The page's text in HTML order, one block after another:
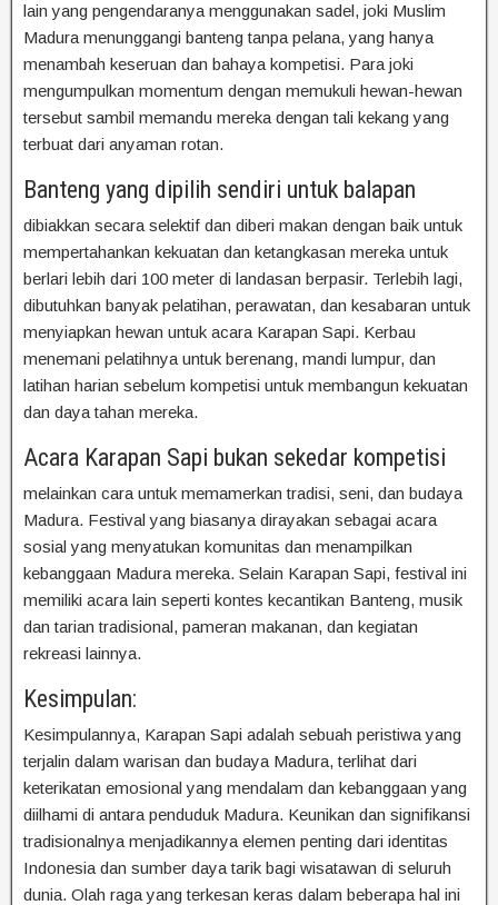
lain yang pengendaranya menggunakan sadel, joki Muslim
Madura menunggangi banteng tanpa pelana, yang hanya
menambah keseruan dan bahaya kompetisi. Para joki
mengumpulkan momentum dengan memukuli hewan-hewan
tersebut sambil memandu mereka dengan tali kekang yang
terbuat dari anyaman rotan.
Banteng yang dipilih sendiri untuk balapan
dibiakkan secara selektif dan diberi makan dengan baik untuk
mempertahankan kekuatan dan ketangkasan mereka untuk
berlari lebih dari 100 meter di landasan berpasir. Terlebih lagi,
dibutuhkan banyak pelatihan, perawatan, dan kesabaran untuk
menyiapkan hewan untuk acara Karapan Sapi. Kerbau
menemani pelatihnya untuk berenang, mandi lumpur, dan
latihan harian sebelum kompetisi untuk membangun kekuatan
dan daya tahan mereka.
Acara Karapan Sapi bukan sekedar kompetisi
melainkan cara untuk memamerkan tradisi, seni, dan budaya
Madura. Festival yang biasanya dirayakan sebagai acara
sosial yang menyatukan komunitas dan menampilkan
kebanggaan Madura mereka. Selain Karapan Sapi, festival ini
memiliki acara lain seperti kontes kecantikan Banteng, musik
dan tarian tradisional, pameran makanan, dan kegiatan
rekreasi lainnya.
Kesimpulan:
Kesimpulannya, Karapan Sapi adalah sebuah peristiwa yang
terjalin dalam warisan dan budaya Madura, terlihat dari
keterikatan emosional yang mendalam dan kebanggaan yang
diilhami di antara penduduk Madura. Keunikan dan signifikansi
tradisionalnya menjadikannya elemen penting dari identitas
Indonesia dan sumber daya tarik bagi wisatawan di seluruh
dunia. Olah raga yang terkesan keras dalam beberapa hal ini